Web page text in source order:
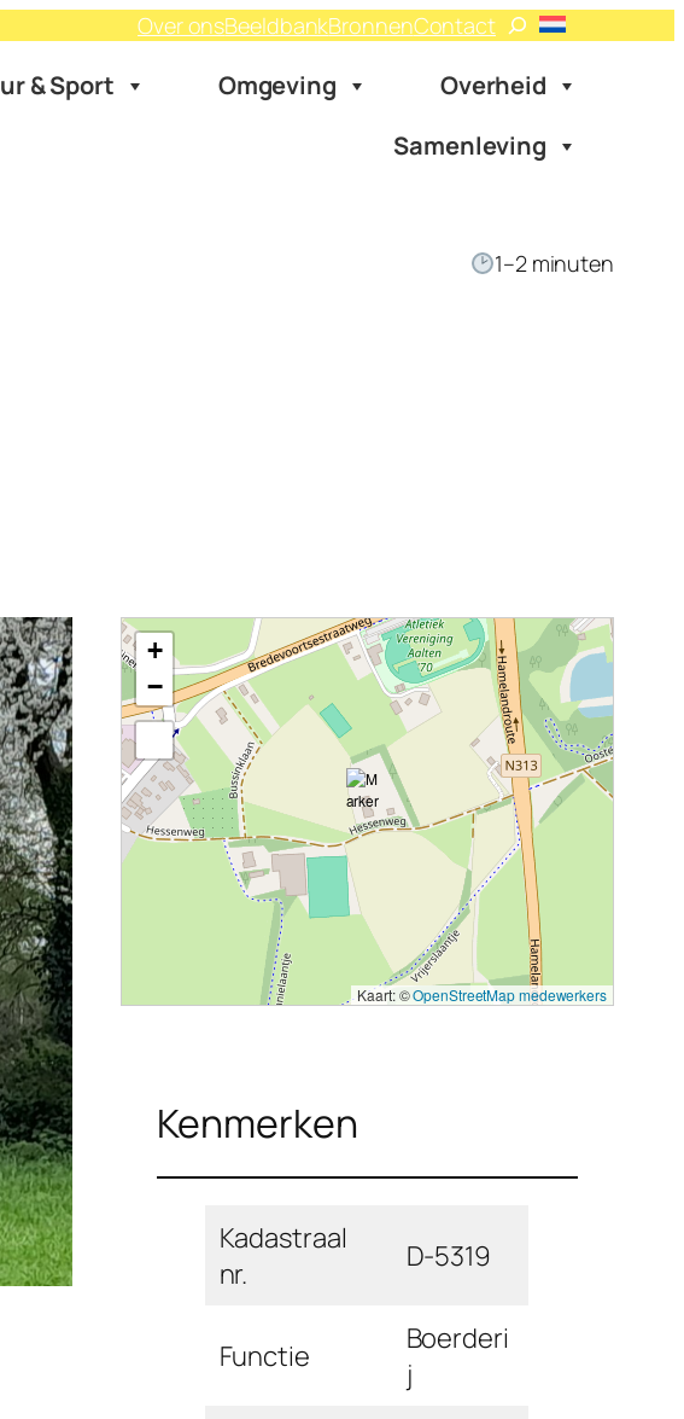
Over onsBeeldbankBronnenContactZoeken
& Sport Omgeving
Overheid
Samenleving
1–2 minuten
+
−
Kaart: ©OpenStreetMap medewerkers
Kenmerken
Kadastraal
nr.
D-5319
Functie
Boerderi
j